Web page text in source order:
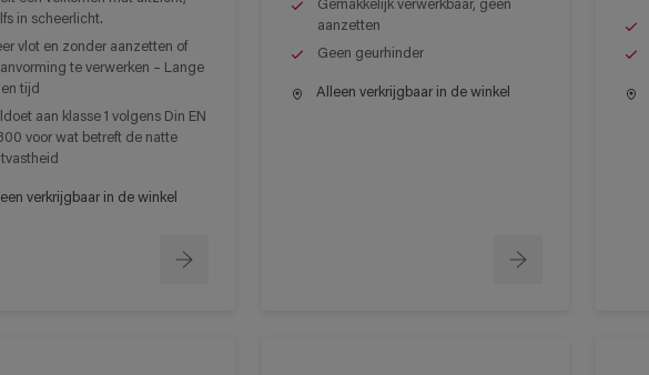
in scheerlicht.
vlot en zonder aanzetten of
te verwerken – Lange
tijd
aan klasse 1 volgens Din EN
voor wat betreft de natte
verkrijgbaar in de winkel
Gemakkelijk verwerkbaar, geen
aanzetten
Geen geurhinder
Alleen verkrijgbaar in de winkel